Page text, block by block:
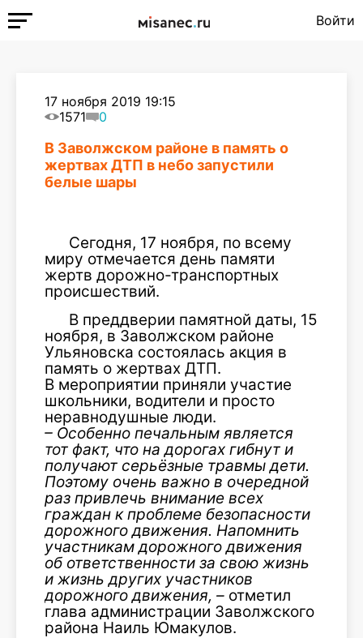
Войти
17 ноября 2019 19:15
1571
0
В Заволжском районе в память о
жертвах ДТП в небо запустили
белые шары
Сегодня, 17 ноября, по всему
миру отмечается день памяти
жертв дорожно-транспортных
происшествий.
В преддверии памятной даты, 15
ноября, в Заволжском районе
Ульяновска состоялась акция в
память о жертвах ДТП.
В мероприятии приняли участие
школьники, водители и просто
неравнодушные люди.
– Особенно печальным является
тот факт, что на дорогах гибнут и
получают серьёзные травмы дети.
Поэтому очень важно в очередной
раз привлечь внимание всех
граждан к проблеме безопасности
дорожного движения. Напомнить
участникам дорожного движения
об ответственности за свою жизнь
и жизнь других участников
дорожного движения, – отметил
глава администрации Заволжского
района Наиль Юмакулов.